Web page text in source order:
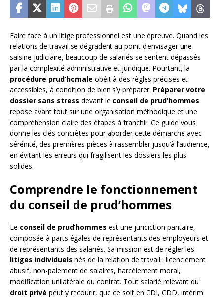
Faire face à un litige professionnel est une épreuve. Quand les
relations de travail se dégradent au point d’envisager une
saisine judiciaire, beaucoup de salariés se sentent dépassés
par la complexité administrative et juridique. Pourtant, la
procédure prud’homale obéit à des règles précises et
accessibles, à condition de bien s’y préparer. Préparer votre
dossier sans stress devant le conseil de prud’hommes
repose avant tout sur une organisation méthodique et une
compréhension claire des étapes à franchir. Ce guide vous
donne les clés concrètes pour aborder cette démarche avec
sérénité, des premières pièces à rassembler jusqu’à l’audience,
en évitant les erreurs qui fragilisent les dossiers les plus
solides.
Comprendre le fonctionnement
du conseil de prud’hommes
Le conseil de prud’hommes est une juridiction paritaire,
composée à parts égales de représentants des employeurs et
de représentants des salariés. Sa mission est de régler les
litiges individuels nés de la relation de travail : licenciement
abusif, non-paiement de salaires, harcèlement moral,
modification unilatérale du contrat. Tout salarié relevant du
droit privé peut y recourir, que ce soit en CDI, CDD, intérim